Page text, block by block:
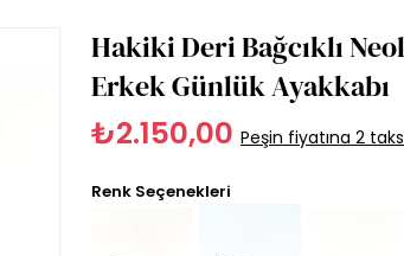
Hakiki Deri Bağcıklı
Erkek Günlük Ayakkabı
₺2.150,00 Peşin fiyatına 2
Renk Seçenekleri